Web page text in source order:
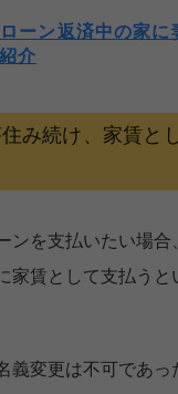
ーン返済中の家に
介
み続け、家賃と
ンを支払いたい場合
家賃として支払うと
義変更は不可であっ